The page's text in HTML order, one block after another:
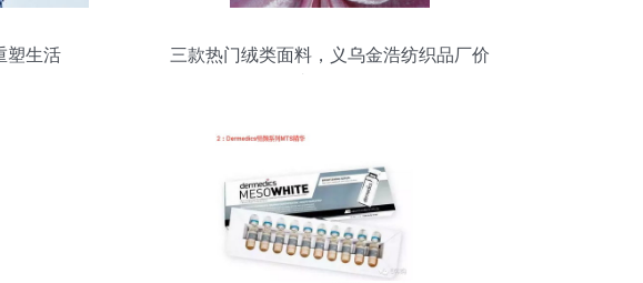
塑生活
三款热门绒类面料，义乌金浩纺织品厂价